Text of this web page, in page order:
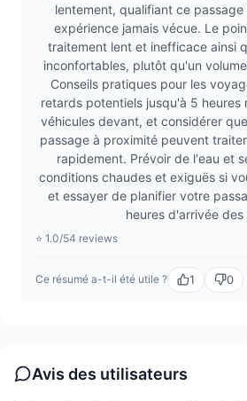
lentement, qualifiant ce
expérience jamais vécue. Le
traitement lent et inefficace ainsi
inconfortables, plutôt qu'un
Conseils pratiques pour les
retards potentiels jusqu'à 5 heures
véhicules devant, et considérer
passage à proximité peuvent
rapidement. Prévoir de l'eau et
conditions chaudes et exiguës si
et essayer de planifier votre
heures d'arrivée des
⭐ 1.0/54 reviews
Ce résumé a-t-il été utile ? 1 0
Avis des utilisateurs